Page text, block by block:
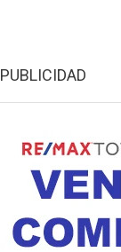
PUBLICIDAD